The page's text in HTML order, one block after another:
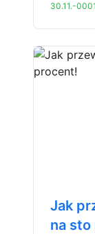
30.11.-0001
Jak
na